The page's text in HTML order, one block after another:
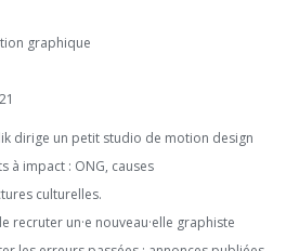
graphique
dirige un petit studio de motion design
à impact : ONG, causes
culturelles.
recruter un·e nouveau·elle graphiste